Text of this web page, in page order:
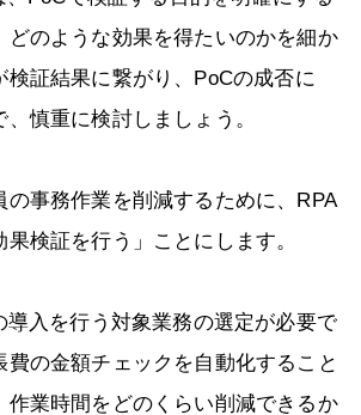
どのような効果を得たいのかを細か
検証結果に繋がり、PoCの成否に
慎重に検討しましょう。
の事務作業を削減するために、RPA
検証を行う」ことにします。
導入を行う対象業務の選定が必要で
費の金額チェックを自動化すること
作業時間をどのくらい削減できるか